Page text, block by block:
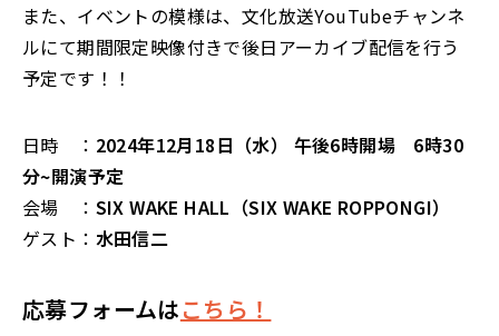
また、イベントの模様は、文化放送YouTubeチャンネ
ルにて期間限定映像付きで後日アーカイブ配信を行う
予定です！！
日時 ： 2024年12月18日（水） 午後6時開場 6時30
分~開演予定
会場 ： SIX WAKE HALL（SIX WAKE ROPPONGI）
ゲスト： 水田信二
応募フォームはこちら！